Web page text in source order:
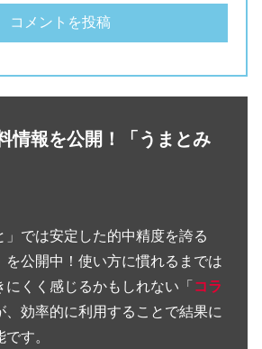
情報を公開！「うまとみ
」では安定した的中精度を誇る
を公開中！使い方に慣れるまでは
にくく感じるかもしれない「コラ
、効率的に利用することで結果に
す。